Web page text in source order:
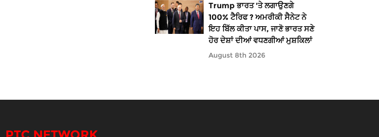
Trump ਭਾਰਤ 'ਤੇ ਲਗਾਉਣਗੇ
100% ਟੈਰਿਫ ? ਅਮਰੀਕੀ ਸੈਨੇਟ ਨੇ
ਇਹ ਬਿੱਲ ਕੀਤਾ ਪਾਸ, ਜਾਣੋ ਭਾਰਤ ਸਣੇ
ਹੋਰ ਦੇਸ਼ਾਂ ਦੀਆਂ ਵਧਣਗੀਆਂ ਮੁਸ਼ਕਿਲਾਂ
August 8th 2026